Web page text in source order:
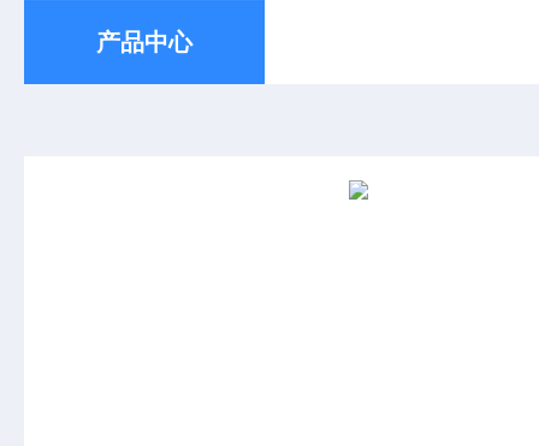
产品中心